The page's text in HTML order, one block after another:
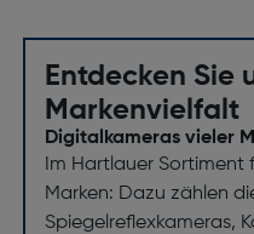
Entdecken Sie
Markenvielfalt
Digitalkameras vieler
Im Hartlauer Sortiment
Marken: Dazu zählen
Spiegelreflexkameras,